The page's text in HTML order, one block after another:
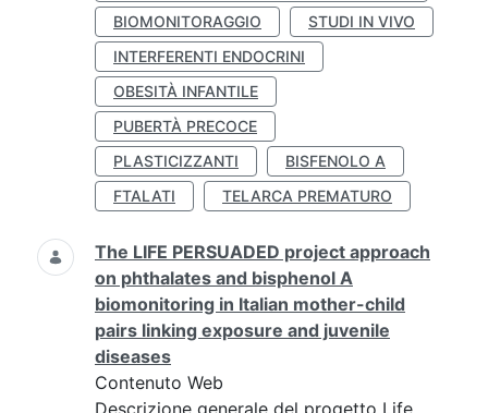
BIOMONITORAGGIO
STUDI IN VIVO
INTERFERENTI ENDOCRINI
OBESITÀ INFANTILE
PUBERTÀ PRECOCE
PLASTICIZZANTI
BISFENOLO A
FTALATI
TELARCA PREMATURO
The LIFE PERSUADED project approach
on phthalates and bisphenol A
biomonitoring in Italian mother-child
pairs linking exposure and juvenile
diseases
Contenuto Web
Descrizione generale del progetto Life